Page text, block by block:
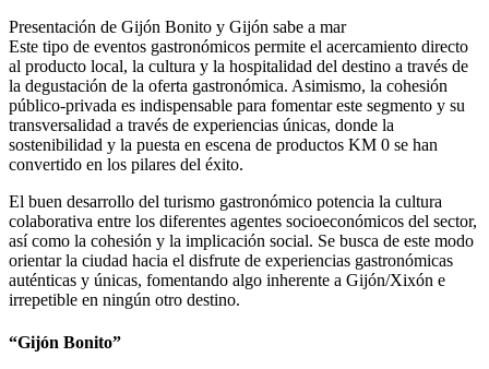
Presentación de Gijón Bonito y Gijón sabe a mar
Este tipo de eventos gastronómicos permite el acercamiento directo
al producto local, la cultura y la hospitalidad del destino a través de
la degustación de la oferta gastronómica. Asimismo, la cohesión
público-privada es indispensable para fomentar este segmento y su
transversalidad a través de experiencias únicas, donde la
sostenibilidad y la puesta en escena de productos KM 0 se han
convertido en los pilares del éxito.
El buen desarrollo del turismo gastronómico potencia la cultura
colaborativa entre los diferentes agentes socioeconómicos del sector,
así como la cohesión y la implicación social. Se busca de este modo
orientar la ciudad hacia el disfrute de experiencias gastronómicas
auténticas y únicas, fomentando algo inherente a Gijón/Xixón e
irrepetible en ningún otro destino.
“Gijón Bonito”